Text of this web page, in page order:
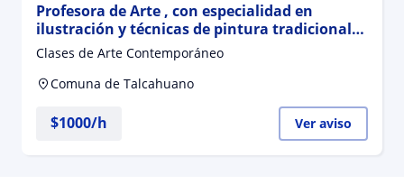
Profesora de Arte , con especialidad en
ilustración y técnicas de pintura tradicional o
digital
Clases de Arte Contemporáneo
Comuna de Talcahuano
$1000/h Ver aviso